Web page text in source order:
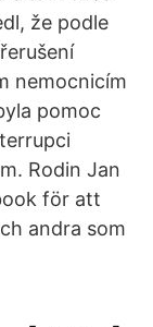
že podle
nemocnicím
pomoc
Rodin Jan
för att
andra som